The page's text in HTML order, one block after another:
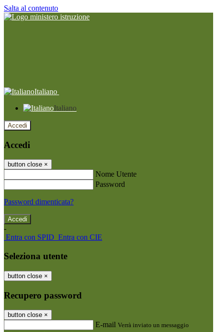
Salta al contenuto
Italiano
Italiano
Accedi
Accedi
button close ×
Nome Utente
Password
Password dimenticata?
-
Entra con SPID Entra con CIE
Seleziona utente
button close ×
Recupero password
button close ×
E-mail Verrà inviato un messaggio